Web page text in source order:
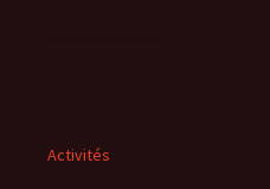
Activités